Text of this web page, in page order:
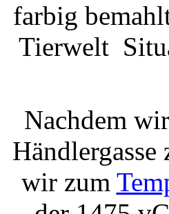
farbig
Tierwelt
Nachdem
wir zum